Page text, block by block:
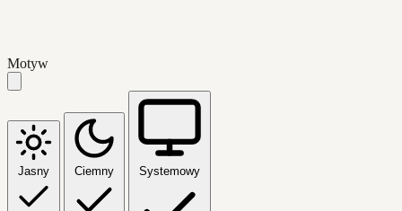
Motyw
Jasny Ciemny Systemowy